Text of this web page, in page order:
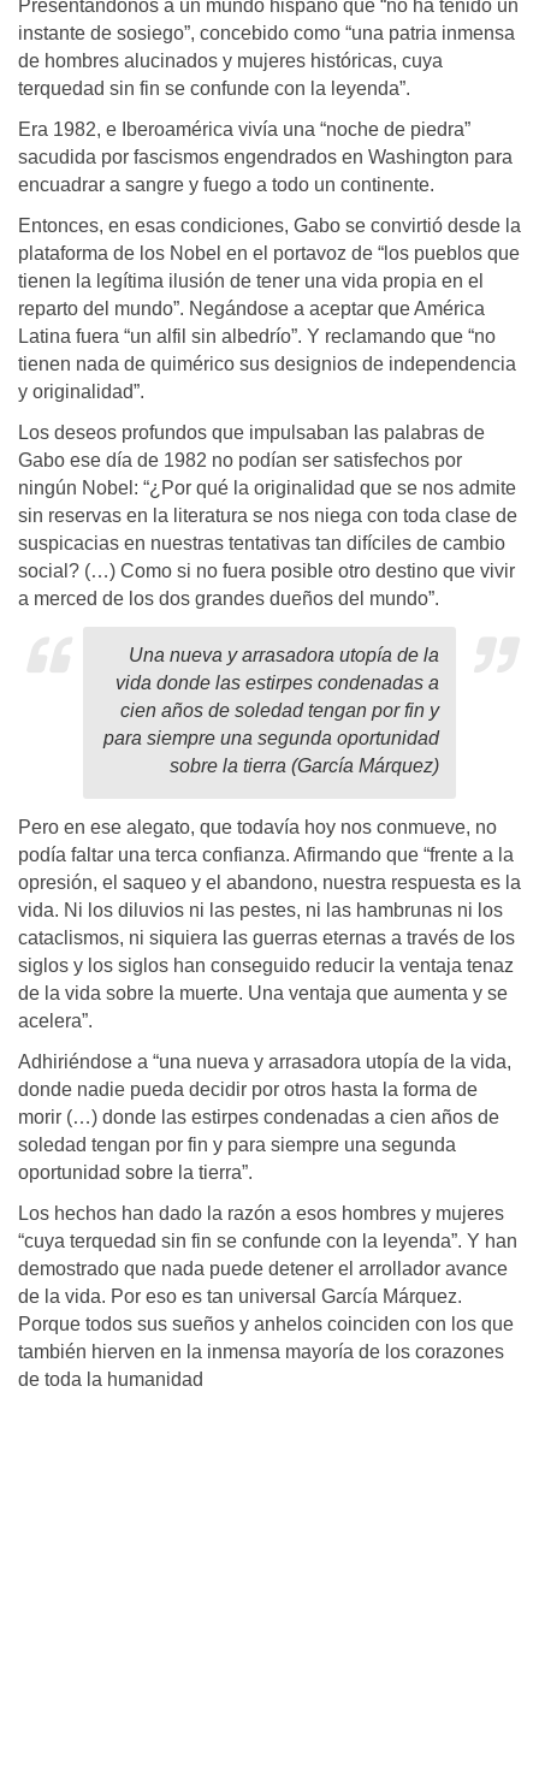
Presentándonos a un mundo hispano que “no ha tenido un
instante de sosiego”, concebido como “una patria inmensa
de hombres alucinados y mujeres históricas, cuya
terquedad sin fin se confunde con la leyenda”.
Era 1982, e Iberoamérica vivía una “noche de piedra”
sacudida por fascismos engendrados en Washington para
encuadrar a sangre y fuego a todo un continente.
Entonces, en esas condiciones, Gabo se convirtió desde la
plataforma de los Nobel en el portavoz de “los pueblos que
tienen la legítima ilusión de tener una vida propia en el
reparto del mundo”. Negándose a aceptar que América
Latina fuera “un alfil sin albedrío”. Y reclamando que “no
tienen nada de quimérico sus designios de independencia
y originalidad”.
Los deseos profundos que impulsaban las palabras de
Gabo ese día de 1982 no podían ser satisfechos por
ningún Nobel: “¿Por qué la originalidad que se nos admite
sin reservas en la literatura se nos niega con toda clase de
suspicacias en nuestras tentativas tan difíciles de cambio
social? (…) Como si no fuera posible otro destino que vivir
a merced de los dos grandes dueños del mundo”.
Una nueva y arrasadora utopía de la
vida donde las estirpes condenadas a
cien años de soledad tengan por fin y
para siempre una segunda oportunidad
sobre la tierra (García Márquez)
Pero en ese alegato, que todavía hoy nos conmueve, no
podía faltar una terca confianza. Afirmando que “frente a la
opresión, el saqueo y el abandono, nuestra respuesta es la
vida. Ni los diluvios ni las pestes, ni las hambrunas ni los
cataclismos, ni siquiera las guerras eternas a través de los
siglos y los siglos han conseguido reducir la ventaja tenaz
de la vida sobre la muerte. Una ventaja que aumenta y se
acelera”.
Adhiriéndose a “una nueva y arrasadora utopía de la vida,
donde nadie pueda decidir por otros hasta la forma de
morir (…) donde las estirpes condenadas a cien años de
soledad tengan por fin y para siempre una segunda
oportunidad sobre la tierra”.
Los hechos han dado la razón a esos hombres y mujeres
“cuya terquedad sin fin se confunde con la leyenda”. Y han
demostrado que nada puede detener el arrollador avance
de la vida. Por eso es tan universal García Márquez.
Porque todos sus sueños y anhelos coinciden con los que
también hierven en la inmensa mayoría de los corazones
de toda la humanidad